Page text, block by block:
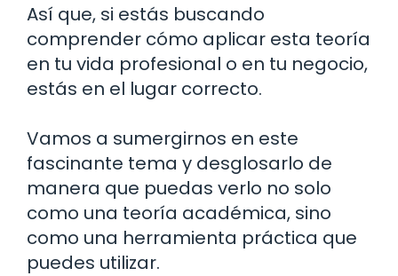
Así que, si estás buscando
comprender cómo aplicar esta teoría
en tu vida profesional o en tu negocio,
estás en el lugar correcto.
Vamos a sumergirnos en este
fascinante tema y desglosarlo de
manera que puedas verlo no solo
como una teoría académica, sino
como una herramienta práctica que
puedes utilizar.